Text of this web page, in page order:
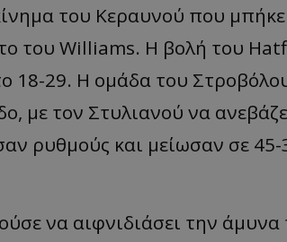
του Κεραυνού που
του Williams. Η βολή του
18-29. Η ομάδα του
με τον Στυλιανού να
ρυθμούς και μείωσαν σε 45-
να αιφνιδιάσει την άμυνα